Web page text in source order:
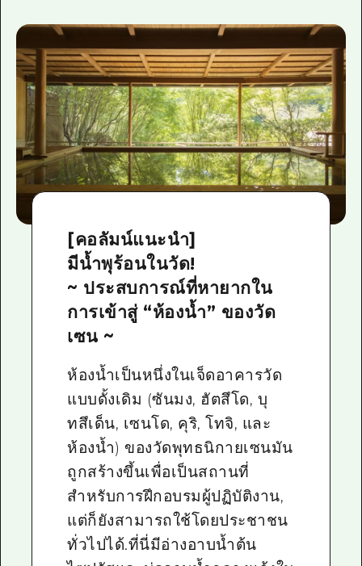
[คอลัมน์แนะนำ]
มีน้ำพุร้อนในวัด!
~ ประสบการณ์ที่หายากใน
การเข้าสู่ “ห้องน้ำ” ของวัด
เซน ~
ห้องน้ำเป็นหนึ่งในเจ็ดอาคารวัด
แบบดั้งเดิม (ซันมง, ฮัตสึโด, บุ
ทสึเด็น, เซนโด, คุริ, โทจิ, และ
ห้องน้ำ) ของวัดพุทธนิกายเซนมัน
ถูกสร้างขึ้นเพื่อเป็นสถานที่
สำหรับการฝึกอบรมผู้ปฏิบัติงาน,
แต่ก็ยังสามารถใช้โดยประชาชน
ทั่วไปได้.ที่นี่มีอ่างอาบน้ำต้น